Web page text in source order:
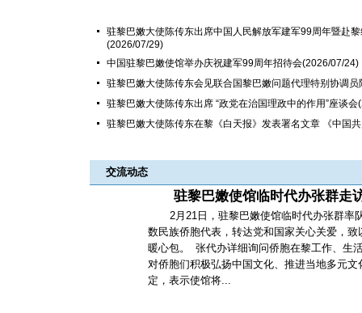
驻黎巴嫩大使陈传东出席中国人民解放军建军99周年暨赴
(2026/07/29)
中国驻黎巴嫩使馆举办庆祝建军99周年招待会(2026/07/24)
驻黎巴嫩大使陈传东会见联合国黎巴嫩问题代理特别协调员
驻黎巴嫩大使陈传东出席 “政党在治国理政中的作用”座谈会
驻黎巴嫩大使陈传东在黎《白天报》发表署名文章 《中国
交流动态
驻黎巴嫩使馆临时代办张群走
2月21日，驻黎巴嫩使馆临时代办张群率
数民族侨胞代表，转达党和国家关心关爱，
暖心包。 张代办详细询问侨胞在黎工作、生
对侨胞们积极弘扬中国文化、推进当地多元
定，表示使馆将...